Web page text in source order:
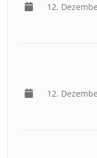
12.
12.